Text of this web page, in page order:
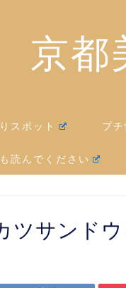
京都
スポット プ
読んでください
ツサンド